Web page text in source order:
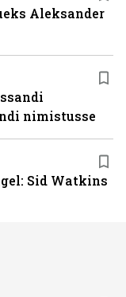
Aleksander
nimistusse
Sid Watkins